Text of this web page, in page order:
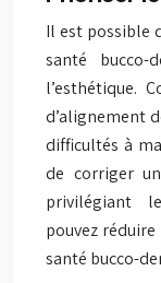
Il est possible
santé
l’esthétique.
d’alignement
difficultés à
de corriger
privilégiant
pouvez
santé bucco-